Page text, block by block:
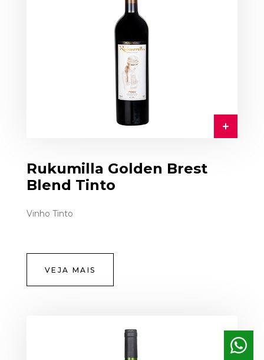
Rukumilla Golden Brest
Blend Tinto
Vinho Tinto
VEJA MAIS